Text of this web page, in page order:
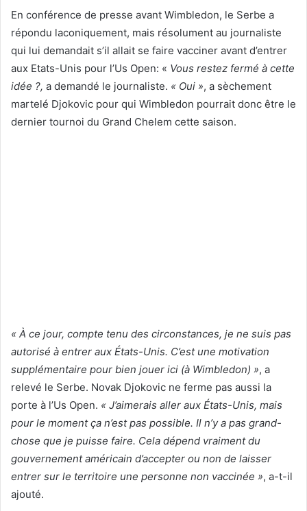
En conférence de presse avant Wimbledon, le Serbe a
répondu laconiquement, mais résolument au journaliste
qui lui demandait s’il allait se faire vacciner avant d’entrer
aux Etats-Unis pour l’Us Open: « Vous restez fermé à cette
idée ?, a demandé le journaliste. « Oui », a sèchement
martelé Djokovic pour qui Wimbledon pourrait donc être le
dernier tournoi du Grand Chelem cette saison.
« À ce jour, compte tenu des circonstances, je ne suis pas
autorisé à entrer aux États-Unis. C’est une motivation
supplémentaire pour bien jouer ici (à Wimbledon) », a
relevé le Serbe. Novak Djokovic ne ferme pas aussi la
porte à l’Us Open. « J’aimerais aller aux États-Unis, mais
pour le moment ça n’est pas possible. Il n’y a pas grand-
chose que je puisse faire. Cela dépend vraiment du
gouvernement américain d’accepter ou non de laisser
entrer sur le territoire une personne non vaccinée », a-t-il
ajouté.